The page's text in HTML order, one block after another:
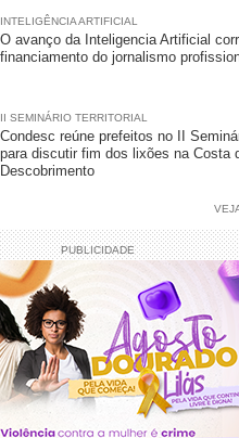
INTELIGÊNCIA ARTIFICIAL
O avanço da Inteligencia Artificial
financiamento do jornalismo
II SEMINÁRIO TERRITORIAL
Condesc reúne prefeitos no II
para discutir fim dos lixões na Costa
Descobrimento
PUBLICIDADE